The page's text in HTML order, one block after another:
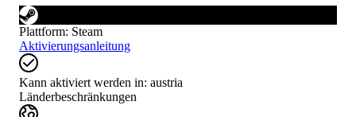
Plattform: Steam
Aktivierungsanleitung
Kann aktiviert werden in: austria
Länderbeschränkungen